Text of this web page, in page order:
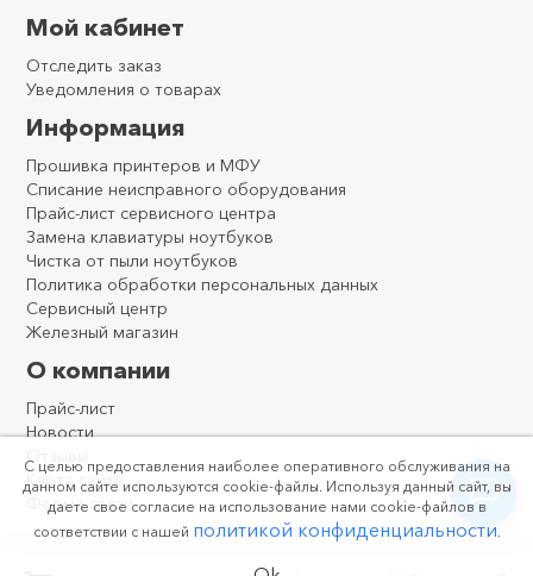
Мой кабинет
Отследить заказ
Уведомления о товарах
Информация
Прошивка принтеров и МФУ
Списание неисправного оборудования
Прайс-лист сервисного центра
Замена клавиатуры ноутбуков
Чистка от пыли ноутбуков
Политика обработки персональных данных
Сервисный центр
Железный магазин
О компании
Прайс-лист
Новости
Отзывы
Карта сайта
Форма связи
С целью предоставления наиболее оперативного обслуживания на
данном сайте используются cookie-файлы. Используя данный сайт, вы
даете свое согласие на использование нами cookie-файлов в
соответствии с нашей политикой конфиденциальности.